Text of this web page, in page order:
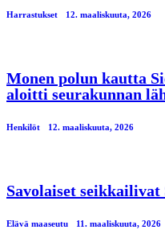
Harrastukset 12. maaliskuuta, 2026
Monen polun kautta
aloitti seurakunnan
Henkilöt 12. maaliskuuta, 2026
Savolaiset seikkailivat
Elävä maaseutu 11. maaliskuuta, 2026